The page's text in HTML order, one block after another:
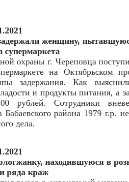
женщину,
супермаркета
охраны г. Череповца
на Октябрьском
задержания. Как
и продукты питания, а
Сотрудники
района 1979 г.р.
дела.
находившуюся в
ряда краж